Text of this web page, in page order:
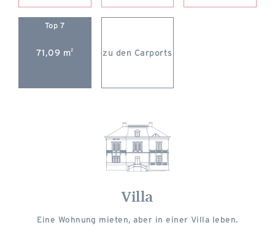
Top 7
71,09 m2 zu den Carports
Villa
Eine Wohnung mieten, aber in einer Villa leben.